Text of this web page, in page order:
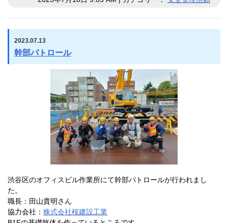
2023.07.13
幹部パトロール
渋谷区のオフィスビル作業所にて幹部パトロールが行われまし
た。
職長：田山貴明さん
協力会社： 株式会社桜建設工業